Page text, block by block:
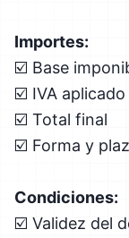
Importes:
☑️ Base
☑️ IVA
☑️ Total final
☑️ Forma y
Condiciones:
☑️ Validez del